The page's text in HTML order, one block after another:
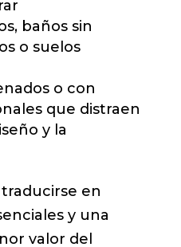
baños sin
o suelos
o con
que distraen
y la
en
y una
valor del